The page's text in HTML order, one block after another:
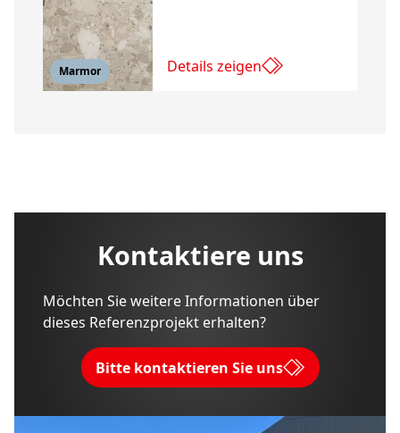
Marmor Details zeigen
Kontaktiere uns
Möchten Sie weitere Informationen über
dieses Referenzprojekt erhalten?
Bitte kontaktieren Sie uns